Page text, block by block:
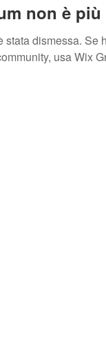
non è
stata dismessa. Se
usa Wix